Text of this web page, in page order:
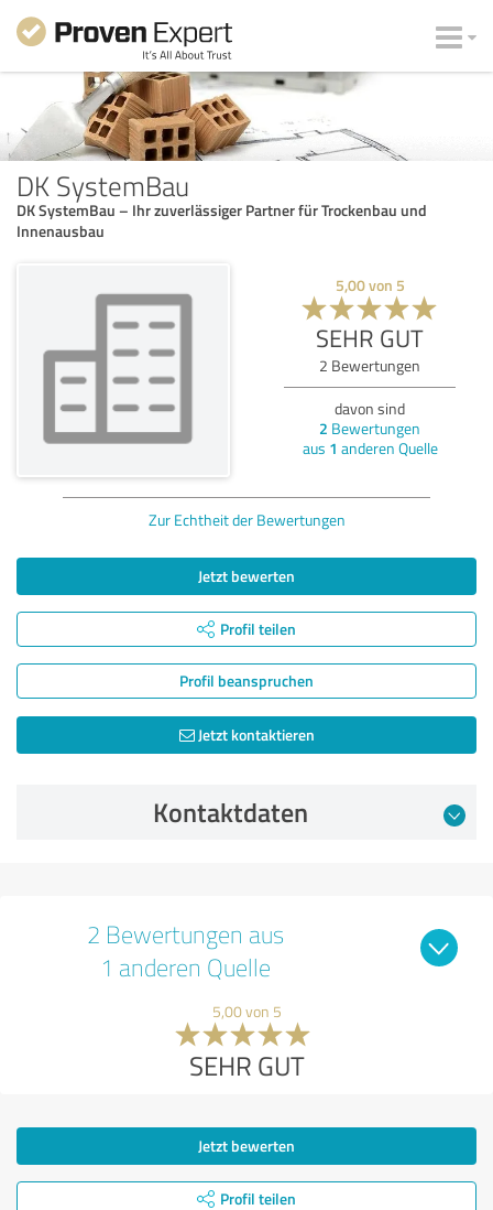
DK SystemBau
DK SystemBau – Ihr zuverlässiger Partner für Trockenbau und
Innenausbau
5,00von 5
SEHR GUT
2 Bewertungen
davon sind
2 Bewertungen
aus 1 anderen Quelle
Zur Echtheit der Bewertungen
Jetzt bewerten
Profil teilen
Profil beanspruchen
Jetzt kontaktieren
Kontaktdaten
2 Bewertungen aus
1 anderen Quelle
5,00 von 5
SEHR GUT
Jetzt bewerten
Profil teilen